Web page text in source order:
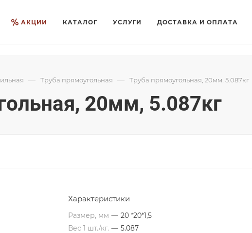
АКЦИИ КАТАЛОГ УСЛУГИ ДОСТАВКА И ОПЛАТА
— Труба прямоугольная — Труба прямоугольная, 20мм, 5.087кг
20мм, 5.087кг
Характеристики
Размер, мм — 20 *20*1,5
Вес 1 шт./кг. — 5.087